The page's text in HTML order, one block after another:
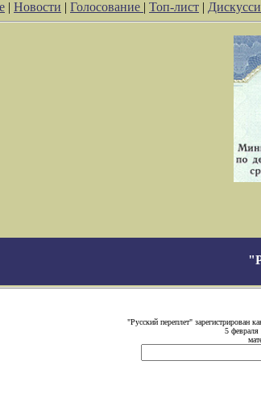
| Новости | Голосование | Топ-лист |
"Русский переплет" зарегистрирован
5 февраля